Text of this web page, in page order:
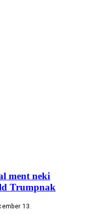
ment neki
Trumpnak
13.